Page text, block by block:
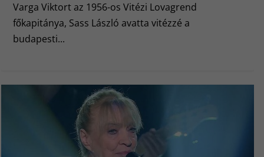
Varga Viktort az 1956-os Vitézi Lovagrend
főkapitánya, Sass László avatta vitézzé a
budapesti...